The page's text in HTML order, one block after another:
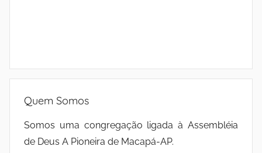
Quem Somos
Somos uma congregação ligada à Assembléia
de Deus A Pioneira de Macapá-AP.